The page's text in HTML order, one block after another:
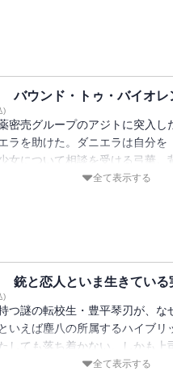
バウンド・トゥ・バイオレ
)
密売グループのアジトに突入し
ラを助けた。ダニエラは自分を
女について相談を受ける弓華。
は、殺すように命令されるが、
全て表示する
銃と恋人といま生きている
)
つ謎の転校生・豊平琴刃が、な
いえば塵八の所属するハイブリ
しても落ち着かない。しかも上
けられてしまったのだ！ 一方、
全て表示する